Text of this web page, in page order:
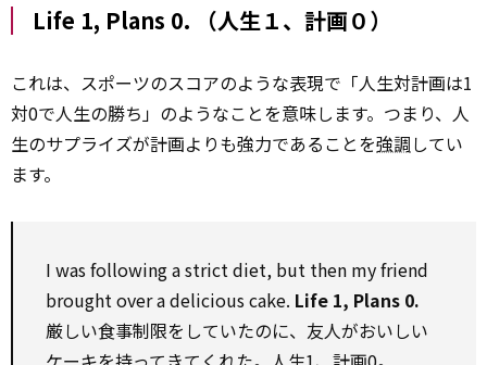
Life 1, Plans 0. （人生１、計画０）
これは、スポーツのスコアのような表現で「人生対計画は1
対0で人生の勝ち」のようなことを意味します。つまり、人
生のサプライズが計画よりも強力であることを強調してい
ます。
I was following a strict diet, but then my friend
brought over a delicious cake. Life 1, Plans 0.
厳しい食事制限をしていたのに、友人がおいしい